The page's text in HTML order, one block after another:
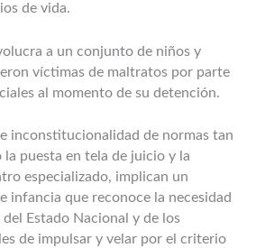
de vida.
a un conjunto de niños y
víctimas de maltratos por parte
al momento de su detención.
inconstitucionalidad de normas tan
puesta en tela de juicio y la
especializado, implican un
infancia que reconoce la necesidad
Estado Nacional y de los
de impulsar y velar por el criterio